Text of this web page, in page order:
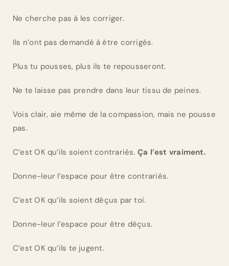
Ne cherche pas à les corriger.
Ils n’ont pas demandé à être corrigés.
Plus tu pousses, plus ils te repousseront.
Ne te laisse pas prendre dans leur tissu de peines.
Vois clair, aie même de la compassion, mais ne pousse
pas.
C’est OK qu’ils soient contrariés. Ça l’est vraiment.
Donne-leur l’espace pour être contrariés.
C’est OK qu’ils soient déçus par toi.
Donne-leur l’espace pour être déçus.
C’est OK qu’ils te jugent.